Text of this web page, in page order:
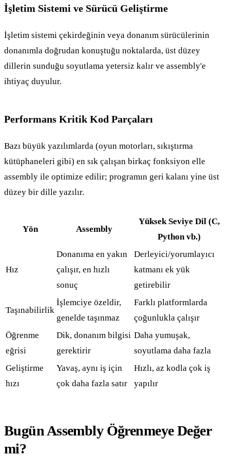
İşletim Sistemi ve Sürücü Geliştirme
İşletim sistemi çekirdeğinin veya donanım sürücülerinin
donanımla doğrudan konuştuğu noktalarda, üst düzey
dillerin sunduğu soyutlama yetersiz kalır ve assembly'e
ihtiyaç duyulur.
Performans Kritik Kod Parçaları
Bazı büyük yazılımlarda (oyun motorları, sıkıştırma
kütüphaneleri gibi) en sık çalışan birkaç fonksiyon elle
assembly ile optimize edilir; programın geri kalanı yine üst
düzey bir dille yazılır.
Yön Assembly
Yüksek Seviye Dil (C,
Python vb.)
Hız
Donanıma en yakın
çalışır, en hızlı
sonuç
Derleyici/yorumlayıcı
katmanı ek yük
getirebilir
Taşınabilirlik
İşlemciye özeldir,
genelde taşınmaz
Farklı platformlarda
çoğunlukla çalışır
Öğrenme
eğrisi
Dik, donanım bilgisi
gerektirir
Daha yumuşak,
soyutlama daha fazla
Geliştirme
hızı
Yavaş, aynı iş için
çok daha fazla satır
Hızlı, az kodla çok iş
yapılır
Bugün Assembly Öğrenmeye Değer
mi?